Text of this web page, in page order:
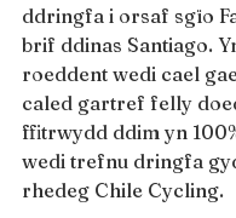
ddringfa i orsaf sgïo
brif ddinas Santiago.
roeddent wedi cael
caled gartref felly
ffitrwydd ddim yn
wedi trefnu dringfa
rhedeg Chile Cycling.